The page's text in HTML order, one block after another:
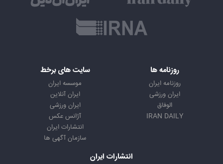
روزنامه ها
روزنامه ایران
ایران ورزشی
الوفاق
IRAN DAILY
سایت های برخط
موسسه ایران
ایران آنلاین
ایران ورزشی
آژانس عکس
انتشارات ایران
سازمان آگهی ها
انتشارات ایران